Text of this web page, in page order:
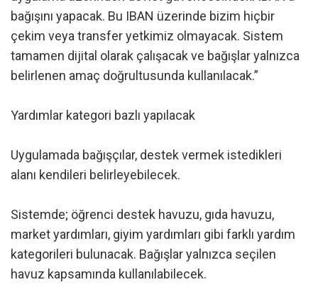
bağışını yapacak. Bu IBAN üzerinde bizim hiçbir
çekim veya transfer yetkimiz olmayacak. Sistem
tamamen dijital olarak çalışacak ve bağışlar yalnızca
belirlenen amaç doğrultusunda kullanılacak.”
Yardımlar kategori bazlı yapılacak
Uygulamada bağışçılar, destek vermek istedikleri
alanı kendileri belirleyebilecek.
Sistemde; öğrenci destek havuzu, gıda havuzu,
market yardımları, giyim yardımları gibi farklı yardım
kategorileri bulunacak. Bağışlar yalnızca seçilen
havuz kapsamında kullanılabilecek.